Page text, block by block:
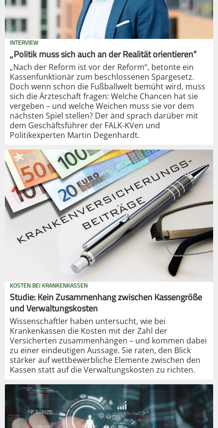
INTERVIEW
„Politik muss sich auch an der Realität orientieren“
„Nach der Reform ist vor der Reform“, betonte ein
Kassenfunktionär zum beschlossenen Spargesetz.
Doch wenn schon die Fußballwelt bemüht wird, muss
sich die Ärzteschaft fragen: Welche Chancen hat sie
vergeben – und welche Weichen muss sie vor dem
nächsten Spiel stellen? Der änd sprach darüber mit
dem Geschäftsführer der FALK-KVen und
Politikexperten Martin Degenhardt.
KOSTEN BEI KRANKENKASSEN
Studie: Kein Zusammenhang zwischen Kassengröße
und Verwaltungskosten
Wissenschaftler haben untersucht, wie bei
Krankenkassen die Kosten mit der Zahl der
Versicherten zusammenhängen – und kommen dabei
zu einer eindeutigen Aussage. Sie raten, den Blick
stärker auf wettbewerbliche Elemente zwischen den
Kassen statt auf die Verwaltungskosten zu richten.